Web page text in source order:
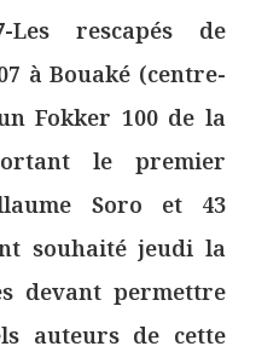
Les rescapés de
à Bouaké (centre-
Fokker 100 de la
le premier
Soro et 43
souhaité jeudi la
devant permettre
auteurs de cette